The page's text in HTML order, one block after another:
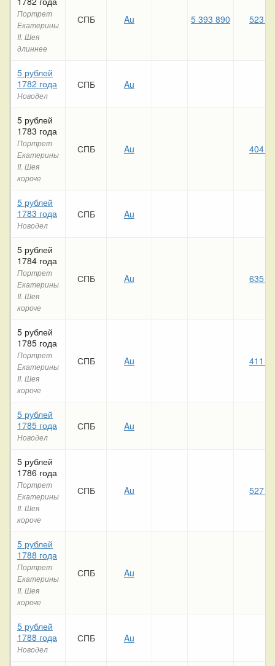
Портрет
Екатерины
II. Шея
длиннее
СПБ Au 5 393 890 523
5 рублей
1782 года
Новодел
СПБ Au
5 рублей
1783 года
Портрет
Екатерины
II. Шея
короче
СПБ Au 404
5 рублей
1783 года
Новодел
СПБ Au
5 рублей
1784 года
Портрет
Екатерины
II. Шея
короче
СПБ Au 635
5 рублей
1785 года
Портрет
Екатерины
II. Шея
короче
СПБ Au 411
5 рублей
1785 года
Новодел
СПБ Au
5 рублей
1786 года
Портрет
Екатерины
II. Шея
короче
СПБ Au 527
5 рублей
1788 года
Портрет
Екатерины
II. Шея
короче
СПБ Au
5 рублей
1788 года
Новодел
СПБ Au